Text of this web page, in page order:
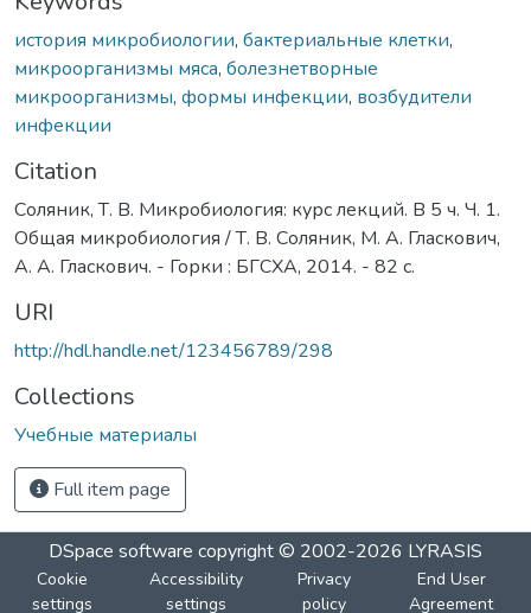
история микробиологии, бактериальные клетки,
микроорганизмы мяса, болезнетворные
микроорганизмы, формы инфекции, возбудители
инфекции
Citation
Соляник, Т. В. Микробиология: курс лекций. В 5 ч. Ч. 1.
Общая микробиология / Т. В. Соляник, М. А. Гласкович,
А. А. Гласкович. - Горки : БГСХА, 2014. - 82 с.
URI
http://hdl.handle.net/123456789/298
Collections
Учебные материалы
Full item page
DSpace software copyright © 2002-2026 LYRASIS
Cookie
settings
Accessibility
settings
Privacy
policy
End User
Agreement